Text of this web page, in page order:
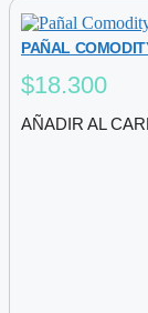
PAÑAL
$18.300
AÑADIR AL